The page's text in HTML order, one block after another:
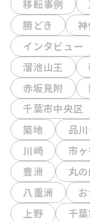
移転事例
勝どき
インタビュー
溜池山王
赤坂見附
千葉市中央区
築地
品
川崎
市
豊洲
丸
八重洲
上野
千